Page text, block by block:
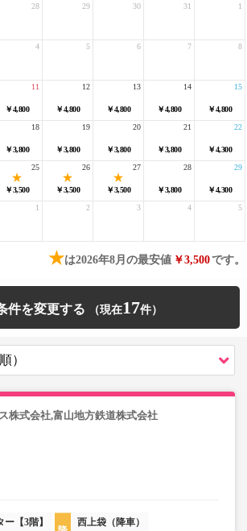
28 29 30 31 1
4 5 6 7 8
￥4,800
11
￥4,800
12
￥4,800
13
￥4,800
14
￥4,800
15
￥3,800
18
￥3,800
19
￥3,800
20
￥3,800
21
￥4,300
22
￥3,500
25
￥3,500
26
￥3,500
27
￥3,800
28
￥4,300
29
1 2 3 4 5
★は2026年8月の最安値 ￥3,500です。
件を変更する 17
株式会社,富山地方鉄道株式会社
【3階】
西上袋（降車）